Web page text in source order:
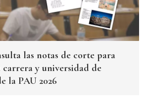
las notas de corte para
y universidad de
la PAU 2026